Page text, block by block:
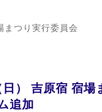
まつり実行委員会
日） 吉原宿 宿
追加